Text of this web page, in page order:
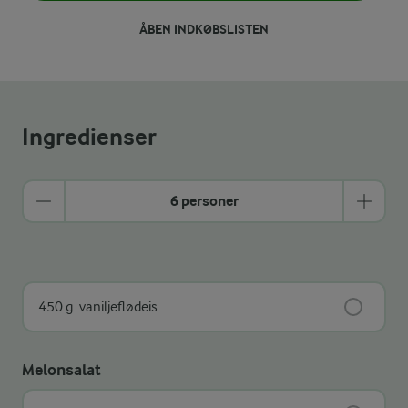
ÅBEN INDKØBSLISTEN
Ingredienser
6 personer
450 g vaniljeflødeis
Melonsalat